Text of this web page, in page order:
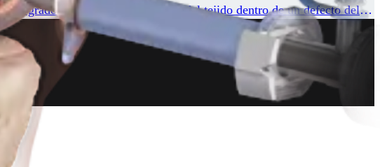
el grado y la calidad de curación del tejido dentro de un defecto del